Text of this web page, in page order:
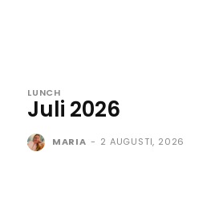
LUNCH
Juli 2026
MARIA - 2 AUGUSTI, 2026